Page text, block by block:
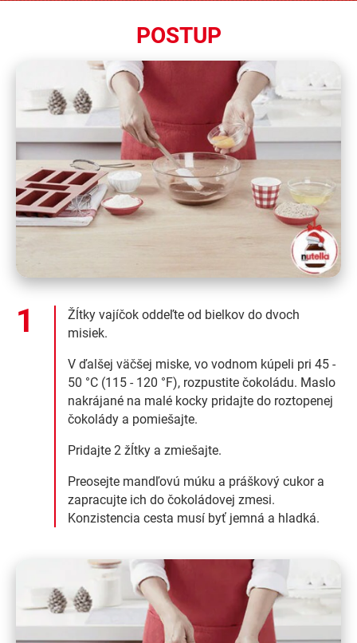
POSTUP
Žĺtky vajíčok oddeľte od bielkov do dvoch
misiek.
V ďalšej väčšej miske, vo vodnom kúpeli pri 45 -
50 °C (115 - 120 °F), rozpustite čokoládu. Maslo
nakrájané na malé kocky pridajte do roztopenej
čokolády a pomiešajte.
Pridajte 2 žĺtky a zmiešajte.
Preosejte mandľovú múku a práškový cukor a
zapracujte ich do čokoládovej zmesi.
Konzistencia cesta musí byť jemná a hladká.